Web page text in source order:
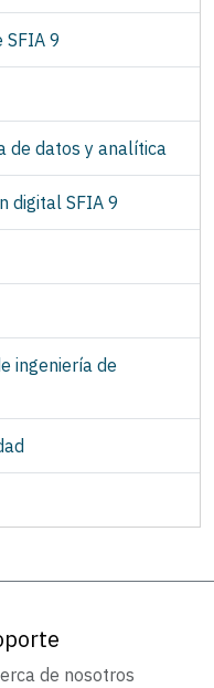
9
de datos y analítica
digital SFIA 9
ingeniería de
de nosotros